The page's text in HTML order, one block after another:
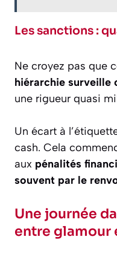
Les sanctions :
Ne croyez pas que
hiérarchie surveille
une rigueur quasi
Un écart à
cash. Cela
aux pénalités
souvent par le
Une journée
entre glamour